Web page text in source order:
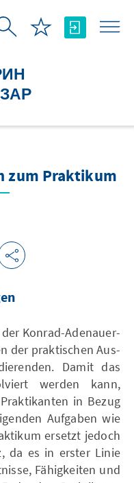
zum Praktikum
Konrad-Adenauer-
der praktischen Aus-
Damit das
werden kann,
in Bezug
Aufgaben wie
ersetzt jedoch
da es in erster Linie
Fähigkeiten und